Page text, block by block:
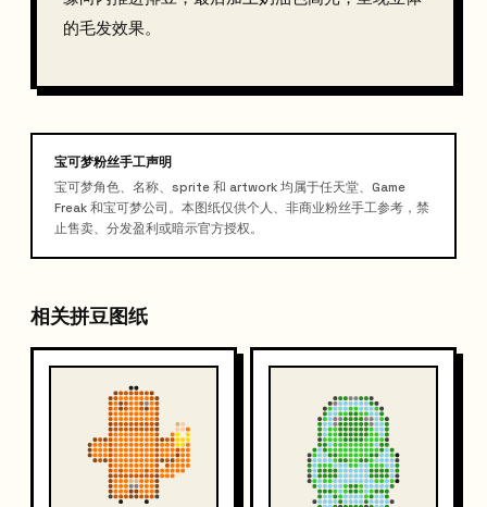
的毛发效果。
宝可梦粉丝手工声明
宝可梦角色、名称、sprite 和 artwork 均属于任天堂、Game
Freak 和宝可梦公司。本图纸仅供个人、非商业粉丝手工参考，禁
止售卖、分发盈利或暗示官方授权。
相关拼豆图纸